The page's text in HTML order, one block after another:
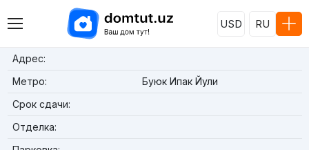
USD RU
Адрес:
Метро:
Буюк Ипак Йули
Срок сдачи:
Отделка: